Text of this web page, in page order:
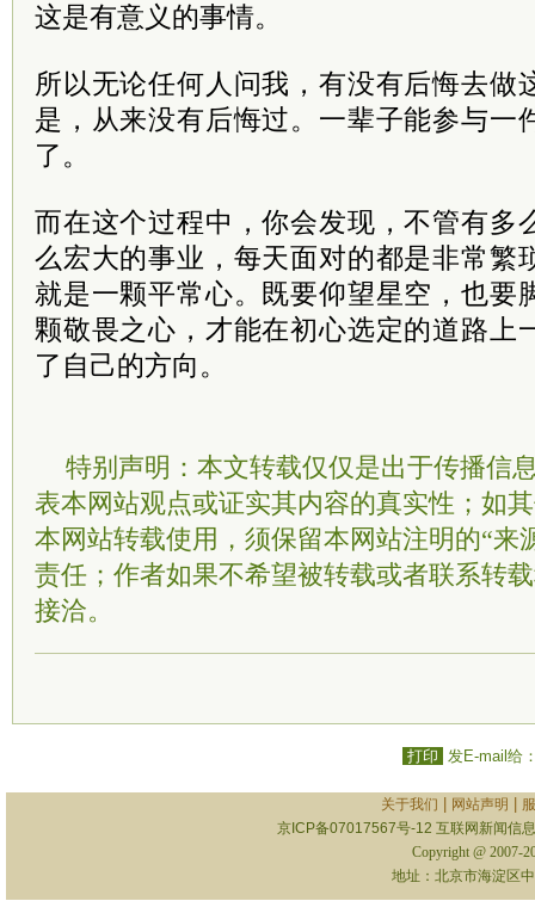
这是有意义的事情。
所以无论任何人问我，有没有后悔去做
是，从来没有后悔过。一辈子能参与一
了。
而在这个过程中，你会发现，不管有多
么宏大的事业，每天面对的都是非常繁
就是一颗平常心。既要仰望星空，也要
颗敬畏之心，才能在初心选定的道路上
了自己的方向。
特别声明：本文转载仅仅是出于传播信
表本网站观点或证实其内容的真实性；如
本网站转载使用，须保留本网站注明的“来
责任；作者如果不希望被转载或者联系转
接洽。
打印 发E-mail给
关于我们 网站声明
京ICP备07017567号-12 互联网新闻信
Copyright @ 2007-
地址：北京市海淀区